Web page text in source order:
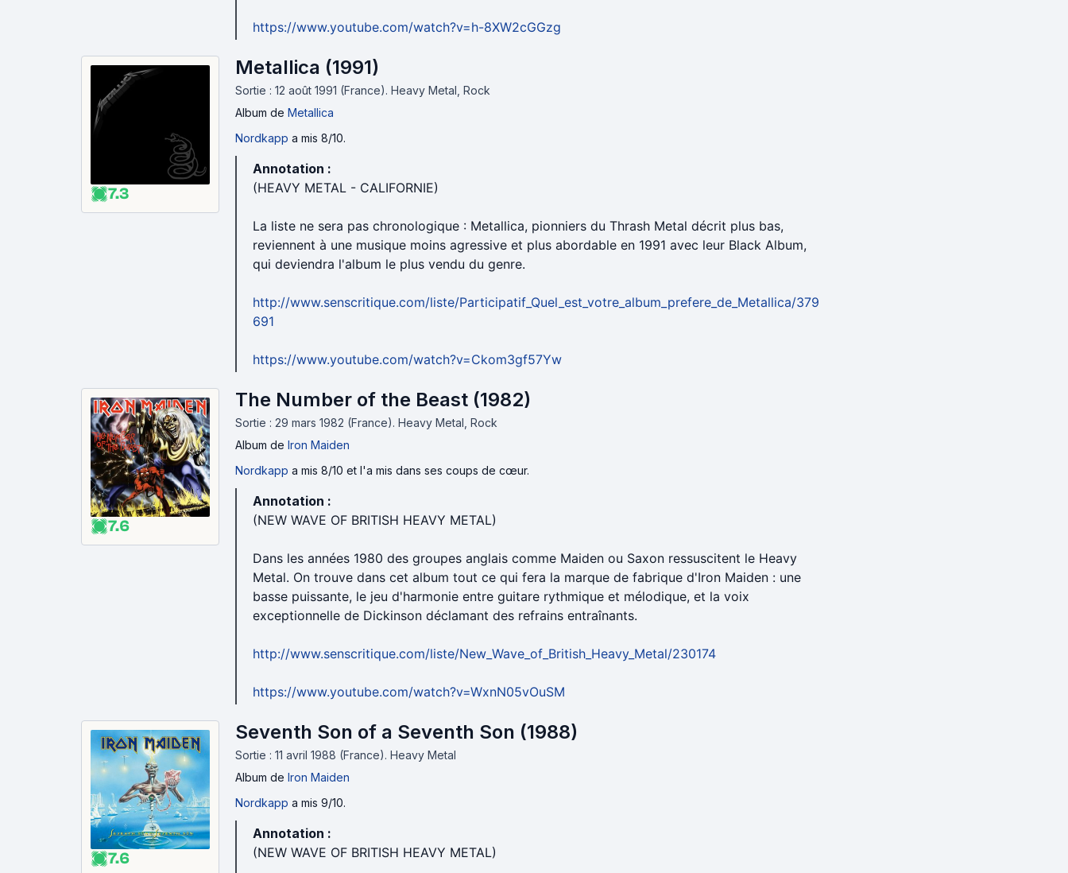
https://www.youtube.com/watch?v=h-8XW2cGGzg
7.3
Metallica (1991)
Sortie : 12 août 1991 (France). Heavy Metal, Rock
Album de Metallica
Nordkapp a mis 8/10.
Annotation :
(HEAVY METAL - CALIFORNIE)
La liste ne sera pas chronologique : Metallica, pionniers du Thrash Metal décrit plus bas,
reviennent à une musique moins agressive et plus abordable en 1991 avec leur Black Album,
qui deviendra l'album le plus vendu du genre.
http://www.senscritique.com/liste/Participatif_Quel_est_votre_album_prefere_de_Metallica/379
691
https://www.youtube.com/watch?v=Ckom3gf57Yw
7.6
The Number of the Beast (1982)
Sortie : 29 mars 1982 (France). Heavy Metal, Rock
Album de Iron Maiden
Nordkapp a mis 8/10 et l'a mis dans ses coups de cœur.
Annotation :
(NEW WAVE OF BRITISH HEAVY METAL)
Dans les années 1980 des groupes anglais comme Maiden ou Saxon ressuscitent le Heavy
Metal. On trouve dans cet album tout ce qui fera la marque de fabrique d'Iron Maiden : une
basse puissante, le jeu d'harmonie entre guitare rythmique et mélodique, et la voix
exceptionnelle de Dickinson déclamant des refrains entraînants.
http://www.senscritique.com/liste/New_Wave_of_British_Heavy_Metal/230174
https://www.youtube.com/watch?v=WxnN05vOuSM
7.6
Seventh Son of a Seventh Son (1988)
Sortie : 11 avril 1988 (France). Heavy Metal
Album de Iron Maiden
Nordkapp a mis 9/10.
Annotation :
(NEW WAVE OF BRITISH HEAVY METAL)